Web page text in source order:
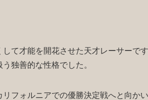
て才能を開花させた天才レーサーで
独善的な性格でした。
フォルニアでの優勝決定戦へと向か